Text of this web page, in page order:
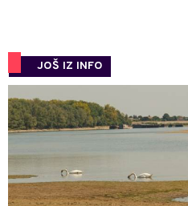
JOŠ IZ INFO